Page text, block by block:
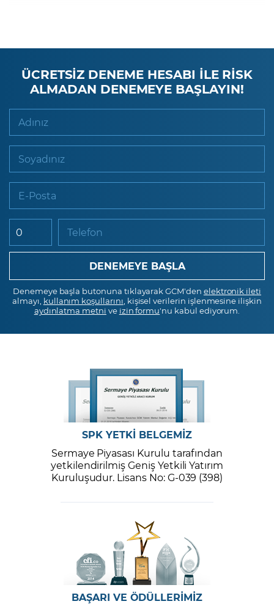
ÜCRETSİZ DENEME HESABI İLE RİSK
ALMADAN DENEMEYE BAŞLAYIN!
Adınız
Soyadınız
E-Posta
Telefon
Denemeye başla butonuna tıklayarak GCM'den elektronik ileti
almayı, kullanım koşullarını , kişisel verilerin işlenmesine ilişkin
aydınlatma metni ve izin formu'nu kabul ediyorum.
SPK YETKİ BELGEMİZ
Sermaye Piyasası Kurulu tarafından
yetkilendirilmiş Geniş Yetkili Yatırım
Kuruluşudur. Lisans No: G-039 (398)
BAŞARI VE ÖDÜLLERİMİZ